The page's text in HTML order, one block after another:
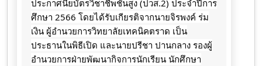
ประกาศนียบัตรวิชาชีพชั้นสูง (ปวส.2) ประจำปีการ
ศึกษา 2566 โดยได้รับเกียรติจากนายจิรพงค์ ร่ม
เงิน ผู้อำนวยการวิทยาลัยเทคนิคตราด เป็น
ประธานในพิธีเปิด และนายปรีชา ปานกลาง รองผู้
อำนวยการฝ่ายพัฒนากิจการนักเรียน นักศึกษา